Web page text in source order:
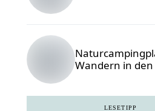
Wandern in
LESETIPP